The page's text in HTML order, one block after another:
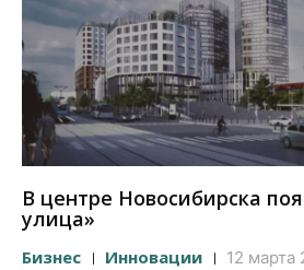
В центре Новосибирска
улица»
Бизнес Инновации 12 марта